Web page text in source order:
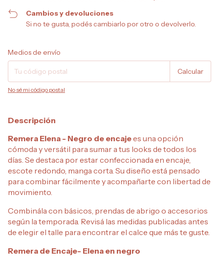
Cambios y devoluciones
Si no te gusta, podés cambiarlo por otro o devolverlo.
Entregas para el CP:
Medios de envío
Calcular
No sé mi código postal
Descripción
Remera Elena - Negro de encajees una opción
cómoda y versátil para sumar a tus looks de todos los
días. Se destaca por estar confeccionada en encaje,
escote redondo, manga corta. Su diseño está pensado
para combinar fácilmente y acompañarte con libertad de
movimiento.
Combinála con básicos, prendas de abrigo o accesorios
según la temporada. Revisá las medidas publicadas antes
de elegir el talle para encontrar el calce que más te guste.
Remera de Encaje- Elena en negro